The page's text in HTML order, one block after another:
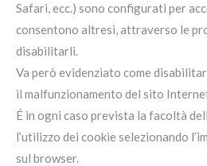
Safari, ecc.) sono configurati per
consentono altresì, attraverso le
disabilitarli.
Va però evidenziato come
il malfunzionamento del sito
É in ogni caso prevista la facoltà
l’utilizzo dei cookie selezionando
sul browser.